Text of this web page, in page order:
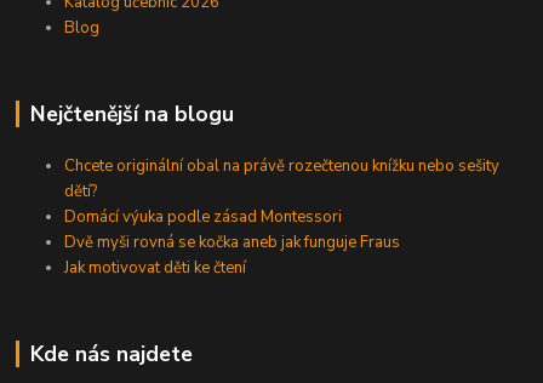
Blog
Nejčtenější na blogu
Chcete originální obal na právě rozečtenou knížku nebo sešity
dětí?
Domácí výuka podle zásad Montessori
Dvě myši rovná se kočka aneb jak funguje Fraus
Jak motivovat děti ke čtení
Kde nás najdete